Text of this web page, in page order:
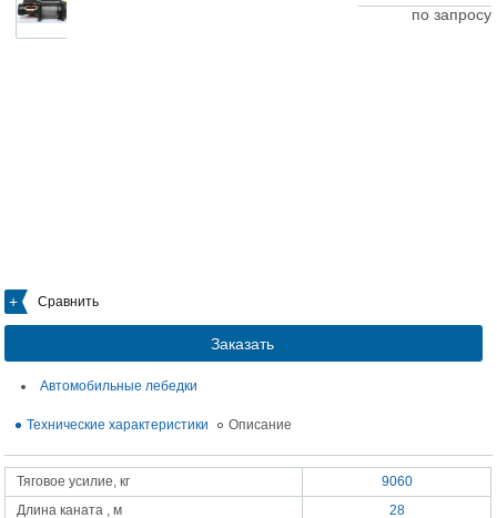
Сравнить
Заказать
по запросу
Автомобильные лебедки
Технические характеристики Описание
Тяговое усилие, кг
9060
Длина каната , м
28